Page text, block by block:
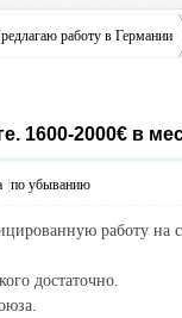
работу в Германии
›
1600-2000€ в
по убыванию
работу на
достаточно.